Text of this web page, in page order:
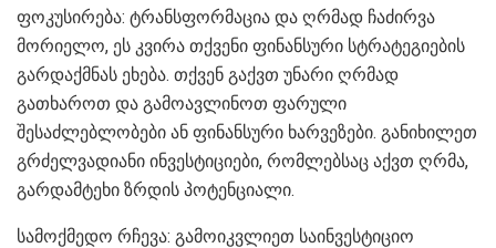
ფოკუსირება: ტრანსფორმაცია და ღრმად ჩაძირვა
მორიელო, ეს კვირა თქვენი ფინანსური სტრატეგიების
გარდაქმნას ეხება. თქვენ გაქვთ უნარი ღრმად
გათხაროთ და გამოავლინოთ ფარული
შესაძლებლობები ან ფინანსური ხარვეზები. განიხილეთ
გრძელვადიანი ინვესტიციები, რომლებსაც აქვთ ღრმა,
გარდამტეხი ზრდის პოტენციალი.
სამოქმედო რჩევა: გამოიკვლიეთ საინვესტიციო